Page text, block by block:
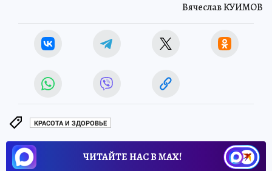
Вячеслав КУИМОВ
КРАСОТА И ЗДОРОВЬЕ
ЧИТАЙТЕ НАС В МАХ!